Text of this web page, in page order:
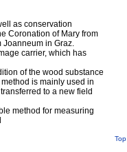
as conservation
Coronation of Mary from
in Graz.
carrier, which has
of the wood substance
is mainly used in
to a new field
method for measuring
Top